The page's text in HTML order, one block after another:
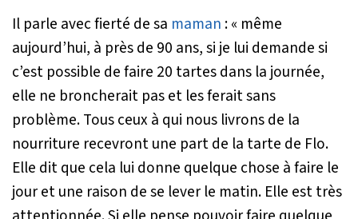
Il parle avec fierté de sa maman :« même
aujourd’hui, à près de 90 ans, si je lui demande si
c’est possible de faire 20 tartes dans la journée,
elle ne broncherait pas et les ferait sans
problème. Tous ceux à qui nous livrons de la
nourriture recevront une part de la tarte de Flo.
Elle dit que cela lui donne quelque chose à faire le
jour et une raison de se lever le matin. Elle est très